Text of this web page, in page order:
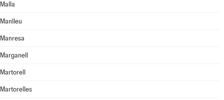
Malla
Manlleu
Manresa
Marganell
Martorell
Martorelles